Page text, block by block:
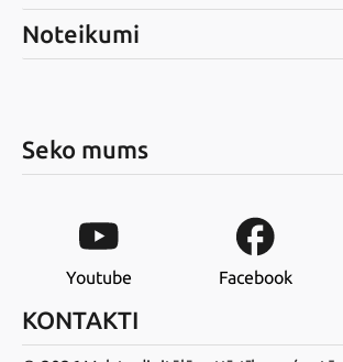
Noteikumi
Seko mums
Youtube Facebook
KONTAKTI